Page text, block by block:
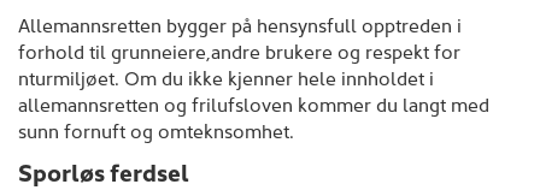
Allemannsretten bygger på hensynsfull opptreden i
forhold til grunneiere,andre brukere og respekt for
nturmiljøet. Om du ikke kjenner hele innholdet i
allemannsretten og frilufsloven kommer du langt med
sunn fornuft og omteknsomhet.
Sporløs ferdsel